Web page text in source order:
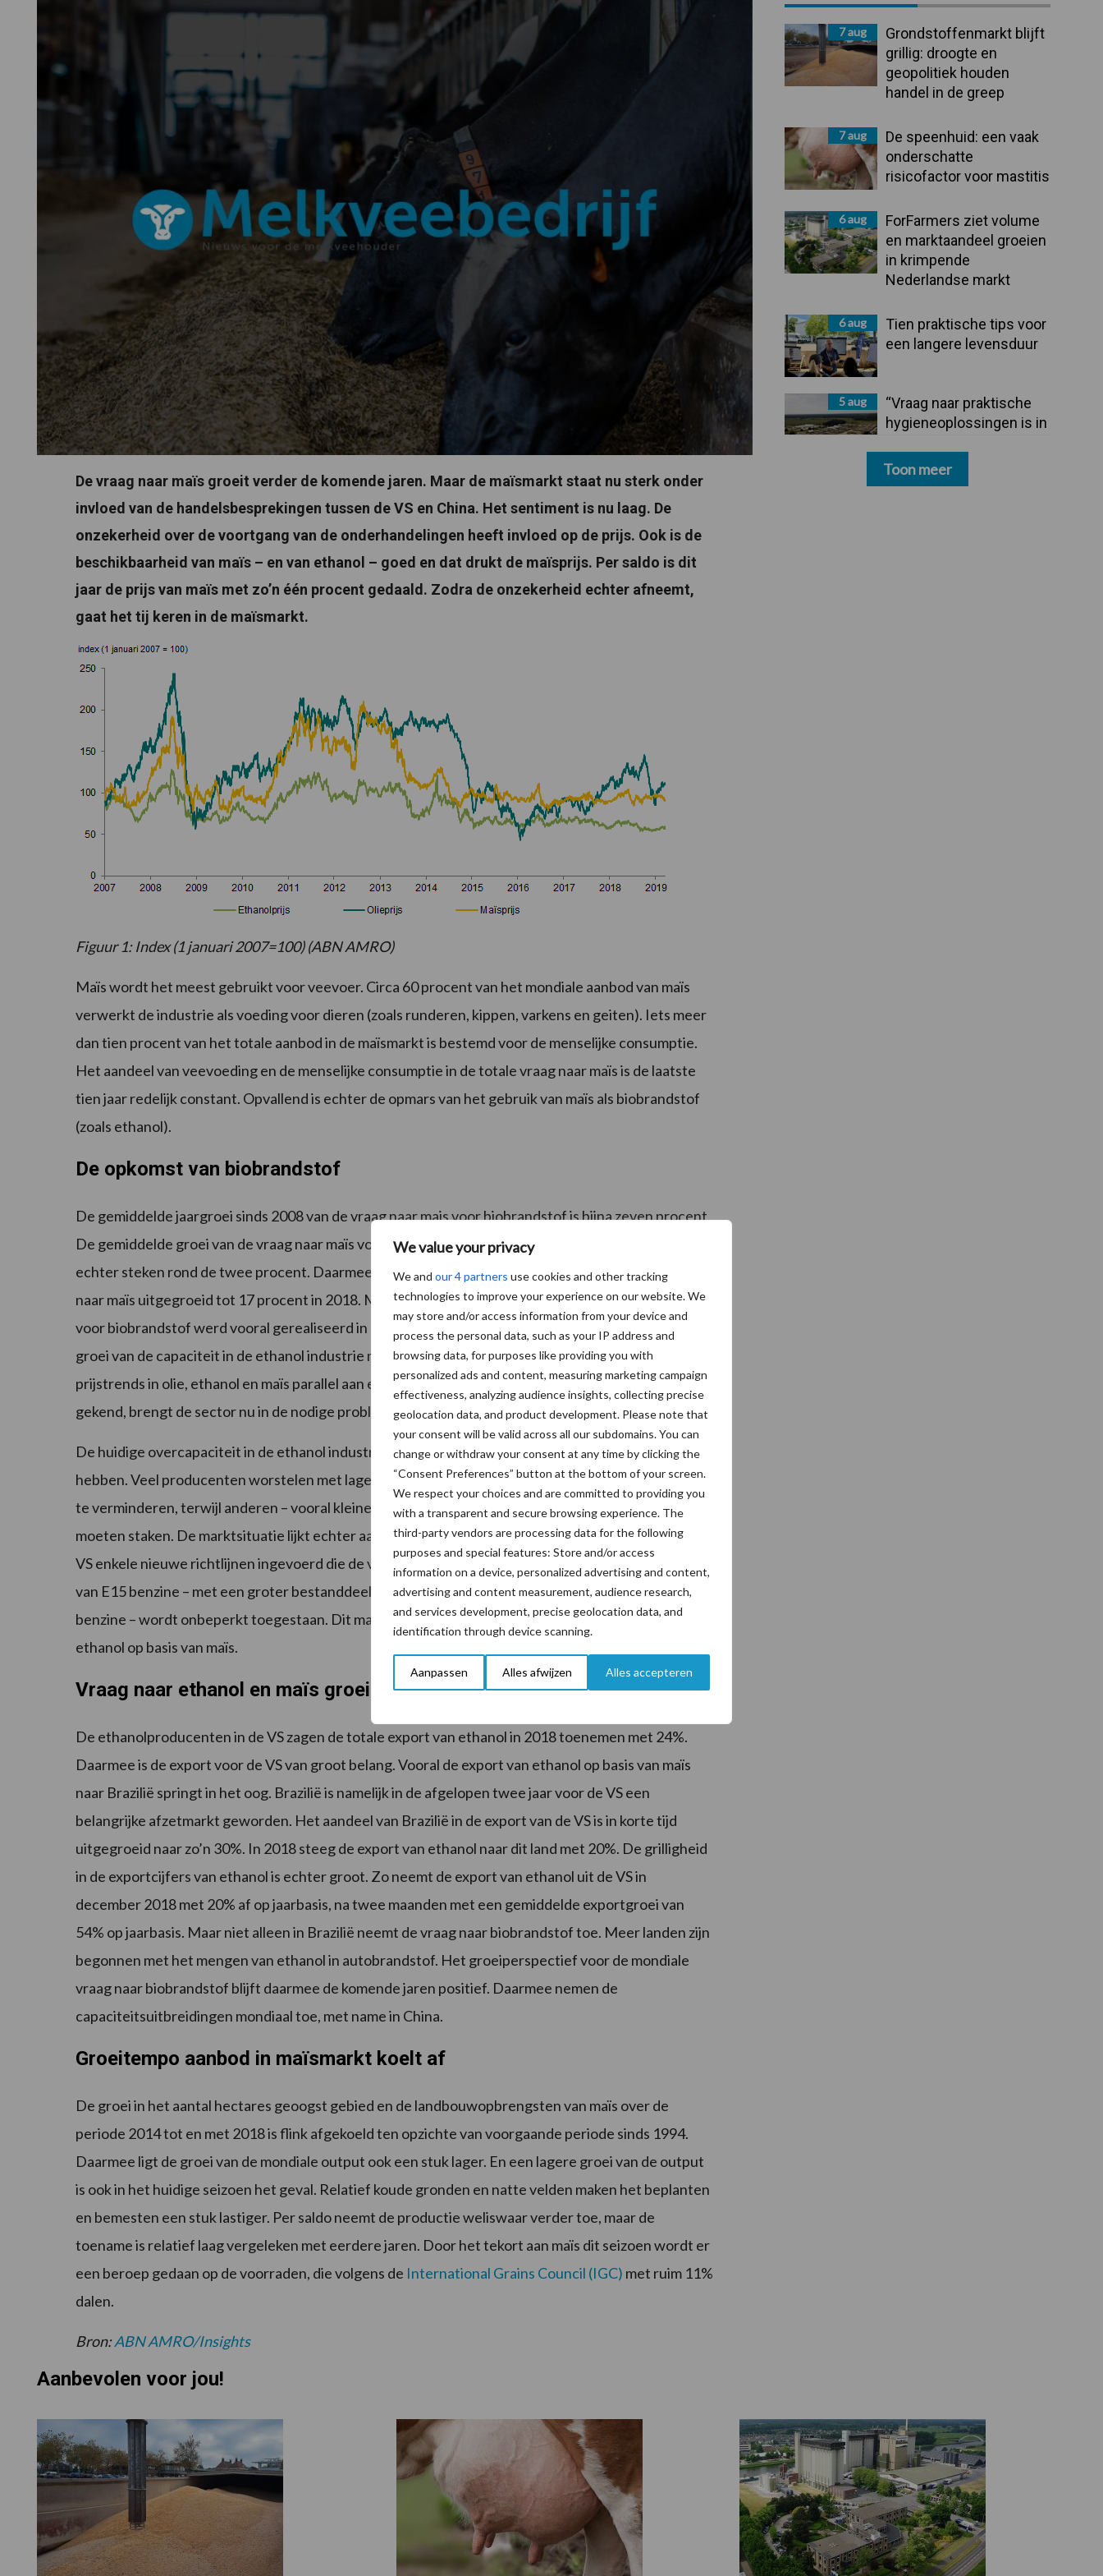
We value your privacy
We and our 4 partners use cookies and other tracking
technologies to improve your experience on our website. We
may store and/or access information from your device and
process the personal data, such as your IP address and
browsing data, for purposes like providing you with
personalized ads and content, measuring marketing campaign
effectiveness, analyzing audience insights, collecting precise
geolocation data, and product development. Please note that
your consent will be valid across all our subdomains. You can
change or withdraw your consent at any time by clicking the
“Consent Preferences” button at the bottom of your screen.
We respect your choices and are committed to providing you
with a transparent and secure browsing experience. The
third-party vendors are processing data for the following
purposes and special features: Store and/or access
information on a device, personalized advertising and content,
advertising and content measurement, audience research,
and services development, precise geolocation data, and
identification through device scanning.
Aanpassen Alles afwijzen Alles accepteren
De vraag naar maïs groeit verder de komende jaren. Maar de maïsmarkt staat nu sterk onder
invloed van de handelsbesprekingen tussen de VS en China. Het sentiment is nu laag. De
onzekerheid over de voortgang van de onderhandelingen heeft invloed op de prijs. Ook is de
beschikbaarheid van maïs – en van ethanol – goed en dat drukt de maïsprijs. Per saldo is dit
jaar de prijs van maïs met zo’n één procent gedaald. Zodra de onzekerheid echter afneemt,
gaat het tij keren in de maïsmarkt.
Figuur 1: Index (1 januari 2007=100) (ABN AMRO)
Maïs wordt het meest gebruikt voor veevoer. Circa 60 procent van het mondiale aanbod van maïs
verwerkt de industrie als voeding voor dieren (zoals runderen, kippen, varkens en geiten). Iets meer
dan tien procent van het totale aanbod in de maïsmarkt is bestemd voor de menselijke consumptie.
Het aandeel van veevoeding en de menselijke consumptie in de totale vraag naar maïs is de laatste
tien jaar redelijk constant. Opvallend is echter de opmars van het gebruik van maïs als biobrandstof
(zoals ethanol).
De opkomst van biobrandstof
De gemiddelde jaargroei sinds 2008 van de vraag naar mais voor biobrandstof is bijna zeven procent.
De gemiddelde groei van de vraag naar maïs voor veevoeding en de menselijke consumptie blijft
echter steken rond de twee procent. Daarmee is het aandeel van biobrandstof in de totale vraag
naar maïs uitgegroeid tot 17 procent in 2018. Maar de hoge gemiddelde groei van de vraag naar maïs
voor biobrandstof werd vooral gerealiseerd in de periode voor 2014. Dat was de periode waarin de
groei van de capaciteit in de ethanol industrie mondiaal een vlucht nam. En mede daardoor liepen de
prijstrends in olie, ethanol en maïs parallel aan elkaar. De sterke groei die de ethanol industrie heeft
gekend, brengt de sector nu in de nodige problemen.
De huidige overcapaciteit in de ethanol industrie zorgt ervoor dat ethanolproducenten het moeilijk
hebben. Veel producenten worstelen met lage marges. Sommige zijn genoodzaakt om hun capaciteit
te verminderen, terwijl anderen – vooral kleinere spelers in de markt – hun activiteiten volledig
moeten staken. De marktsituatie lijkt echter aan de beterende hand. Recent zijn bijvoorbeeld in de
VS enkele nieuwe richtlijnen ingevoerd die de vraag van maïs indirect gaat stimuleren. De verkoop
van E15 benzine – met een groter bestanddeel ethanol ten opzichte van de gebruikelijke E10
benzine – wordt onbeperkt toegestaan. Dit maakt de weg vrij voor verdere groei van de vraag naar
ethanol op basis van maïs.
Vraag naar ethanol en maïs groeit
De ethanolproducenten in de VS zagen de totale export van ethanol in 2018 toenemen met 24%.
Daarmee is de export voor de VS van groot belang. Vooral de export van ethanol op basis van maïs
naar Brazilië springt in het oog. Brazilië is namelijk in de afgelopen twee jaar voor de VS een
belangrijke afzetmarkt geworden. Het aandeel van Brazilië in de export van de VS is in korte tijd
uitgegroeid naar zo’n 30%. In 2018 steeg de export van ethanol naar dit land met 20%. De grilligheid
in de exportcijfers van ethanol is echter groot. Zo neemt de export van ethanol uit de VS in
december 2018 met 20% af op jaarbasis, na twee maanden met een gemiddelde exportgroei van
54% op jaarbasis. Maar niet alleen in Brazilië neemt de vraag naar biobrandstof toe. Meer landen zijn
begonnen met het mengen van ethanol in autobrandstof. Het groeiperspectief voor de mondiale
vraag naar biobrandstof blijft daarmee de komende jaren positief. Daarmee nemen de
capaciteitsuitbreidingen mondiaal toe, met name in China.
Groeitempo aanbod in maïsmarkt koelt af
De groei in het aantal hectares geoogst gebied en de landbouwopbrengsten van maïs over de
periode 2014 tot en met 2018 is flink afgekoeld ten opzichte van voorgaande periode sinds 1994.
Daarmee ligt de groei van de mondiale output ook een stuk lager. En een lagere groei van de output
is ook in het huidige seizoen het geval. Relatief koude gronden en natte velden maken het beplanten
en bemesten een stuk lastiger. Per saldo neemt de productie weliswaar verder toe, maar de
toename is relatief laag vergeleken met eerdere jaren. Door het tekort aan maïs dit seizoen wordt er
een beroep gedaan op de voorraden, die volgens de International Grains Council (IGC) met ruim 11%
dalen.
Bron:ABN AMRO/Insights
Sidebar7 aug
Grondstoffenmarkt blijft
grillig: droogte en
geopolitiek houden
handel in de greep
7 aug
De speenhuid: een vaak
onderschatte
risicofactor voor mastitis
6 aug
ForFarmers ziet volume
en marktaandeel groeien
in krimpende
Nederlandse markt
6 aug
Tien praktische tips voor
een langere levensduur
5 aug
“Vraag naar praktische
hygieneoplossingen is in
Toon meer
Aanbevolen voor jou!